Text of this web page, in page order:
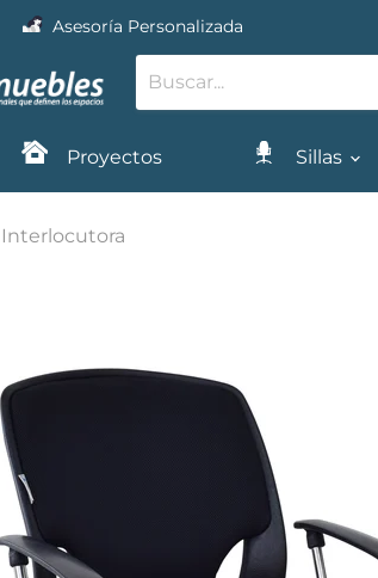
Asesoría Personalizada
Proyectos Sillas